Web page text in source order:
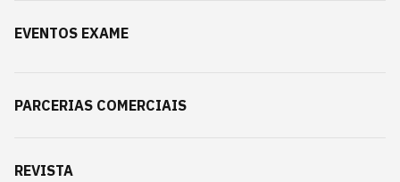
EVENTOS EXAME
PARCERIAS COMERCIAIS
REVISTA